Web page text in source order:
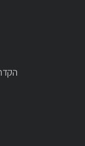
הקדר 43 נתניה, טל'